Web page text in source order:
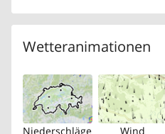
Wetteranimationen
Niederschläge Wind